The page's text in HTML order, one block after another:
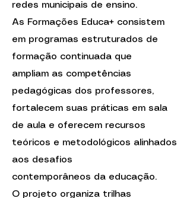
redes municipais de ensino.
As Formações Educa+ consistem
em programas estruturados de
formação continuada que
ampliam as competências
pedagógicas dos professores,
fortalecem suas práticas em sala
de aula e oferecem recursos
teóricos e metodológicos alinhados
aos desafios
contemporâneos da educação.
O projeto organiza trilhas